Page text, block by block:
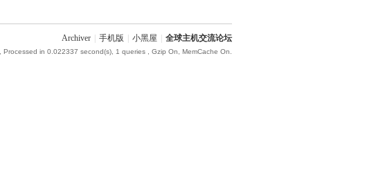
Archiver 手机版 小黑屋 全球主机交流论坛
, Processed in 0.022337 second(s), 1 queries , Gzip On, MemCache On.